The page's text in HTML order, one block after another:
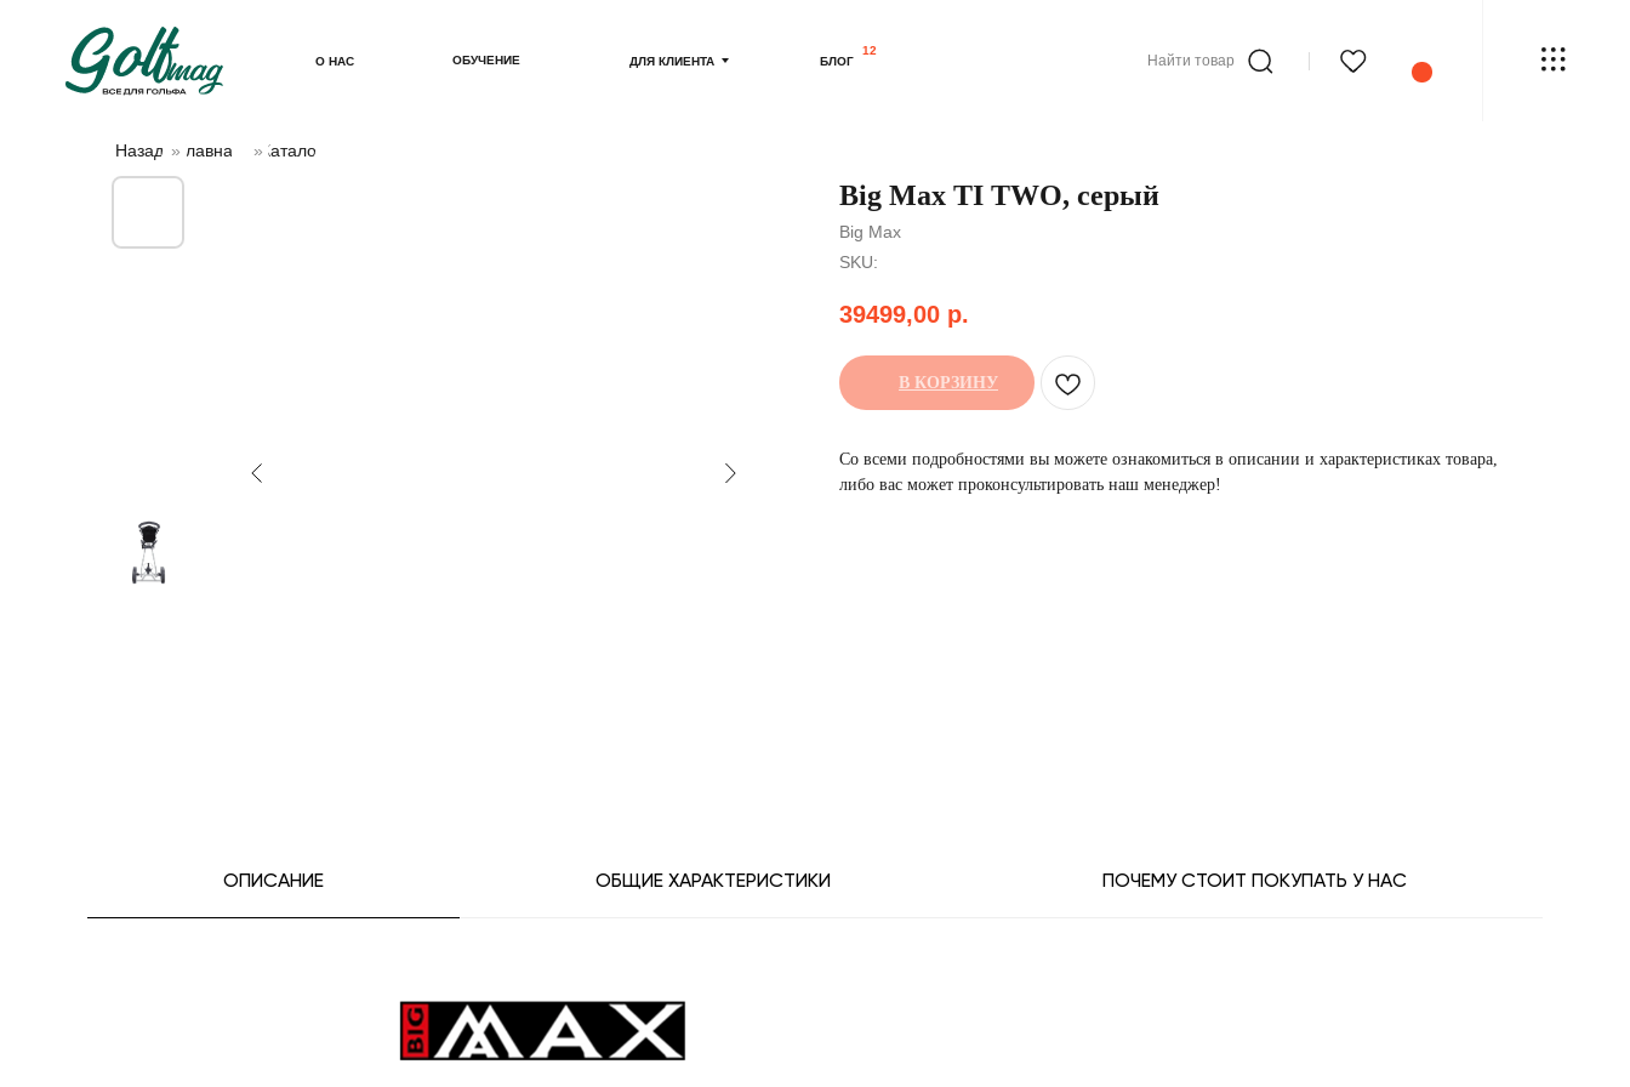
О НАС ОБУЧЕНИЕ БЛОГ
12
ДЛЯ КЛИЕНТА Найти товар
Назад »Главная »Каталог
Big Max TI TWO, серый
Big Max
SKU:
39499,00 р.
В КОРЗИНУ
Со всеми подробностями вы можете ознакомиться в описании и характеристиках товара,
либо вас может проконсультировать наш менеджер!
ОПИСАНИЕ ОБЩИЕ ХАРАКТЕРИСТИКИ ПОЧЕМУ СТОИТ ПОКУПАТЬ У НАС